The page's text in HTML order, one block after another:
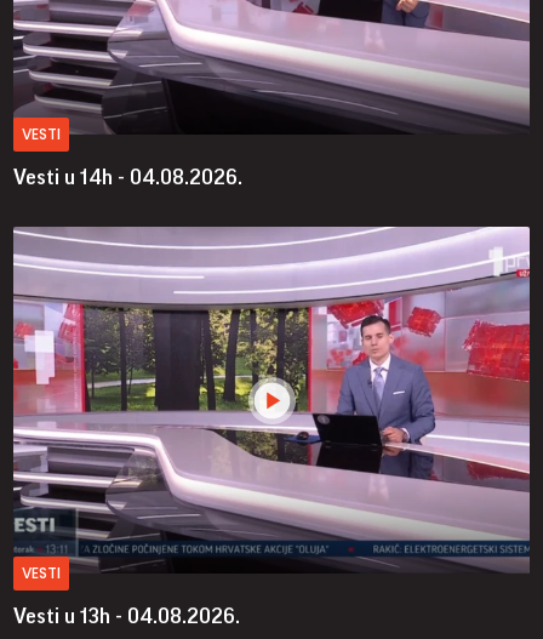
VESTI
Vesti u 14h - 04.08.2026.
VESTI
Vesti u 13h - 04.08.2026.